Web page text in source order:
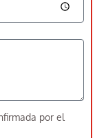
por el